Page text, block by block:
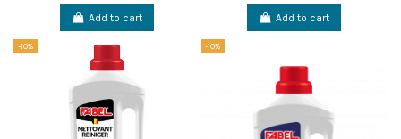
Add to cart Add to cart
-10% -10%